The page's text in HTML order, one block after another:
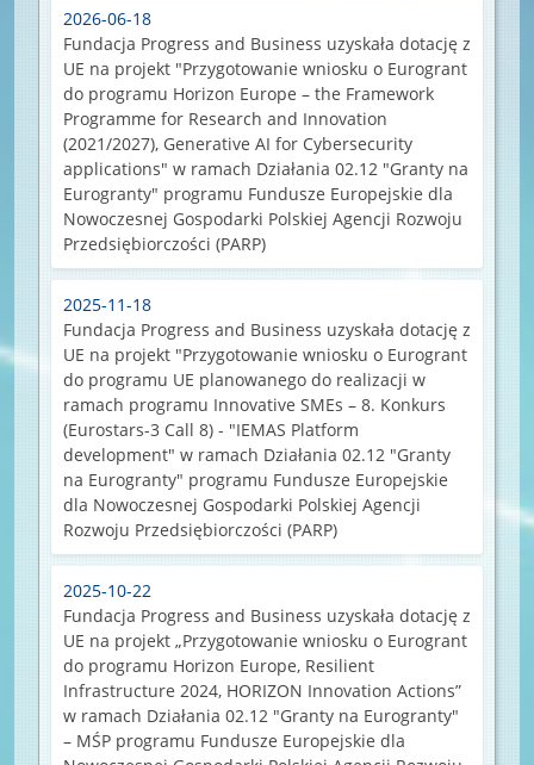
2026-06-18
Fundacja Progress and Business uzyskała dotację z
UE na projekt "Przygotowanie wniosku o Eurogrant
do programu Horizon Europe – the Framework
Programme for Research and Innovation
(2021/2027), Generative AI for Cybersecurity
applications" w ramach Działania 02.12 "Granty na
Eurogranty" programu Fundusze Europejskie dla
Nowoczesnej Gospodarki Polskiej Agencji Rozwoju
Przedsiębiorczości (PARP)
2025-11-18
Fundacja Progress and Business uzyskała dotację z
UE na projekt "Przygotowanie wniosku o Eurogrant
do programu UE planowanego do realizacji w
ramach programu Innovative SMEs – 8. Konkurs
(Eurostars-3 Call 8) - "IEMAS Platform
development" w ramach Działania 02.12 "Granty
na Eurogranty" programu Fundusze Europejskie
dla Nowoczesnej Gospodarki Polskiej Agencji
Rozwoju Przedsiębiorczości (PARP)
2025-10-22
Fundacja Progress and Business uzyskała dotację z
UE na projekt „Przygotowanie wniosku o Eurogrant
do programu Horizon Europe, Resilient
Infrastructure 2024, HORIZON Innovation Actions”
w ramach Działania 02.12 "Granty na Eurogranty"
– MŚP programu Fundusze Europejskie dla